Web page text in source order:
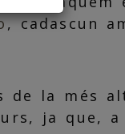
, cadascun
de la més
ja que, a